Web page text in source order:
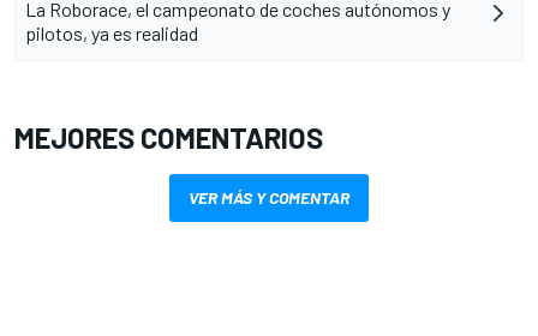
La Roborace, el campeonato de coches autónomos y
pilotos, ya es realidad
MEJORES COMENTARIOS
VER MÁS Y COMENTAR